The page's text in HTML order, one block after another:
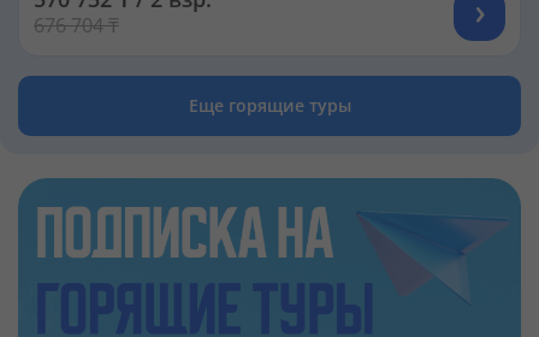
676 704 ₸
Еще горящие туры